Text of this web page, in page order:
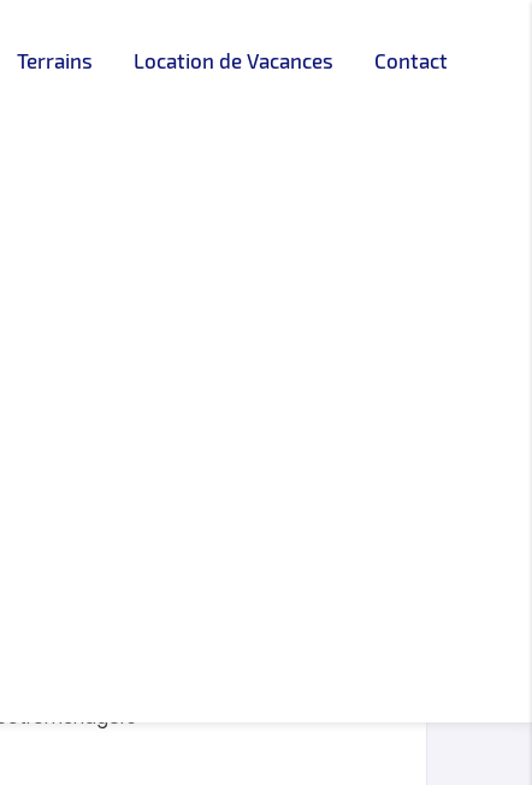
Terrains Location de Vacances Contact
, sans vis à vis , idéal pour personne
impôts, commissariat central à 5
Regnault à une minute à pied .